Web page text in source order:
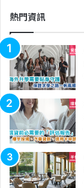
熱門資訊